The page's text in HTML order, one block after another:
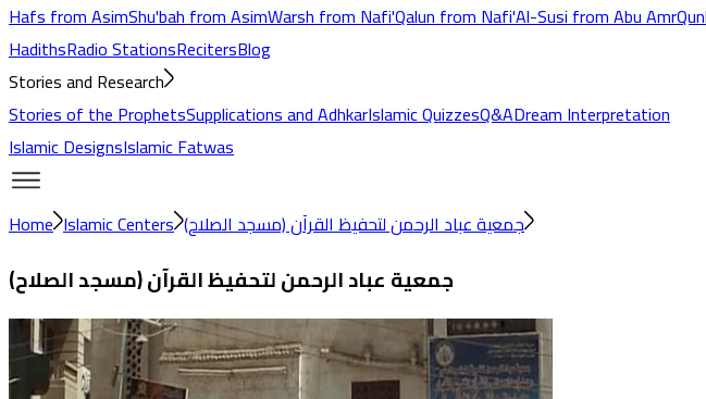
Hafs from AsimShu'bah from AsimWarsh from Nafi'Qalun from Nafi'Al-Susi from Abu Amr
HadithsRadio StationsRecitersBlog
Stories and Research
Stories of the ProphetsSupplications and AdhkarIslamic QuizzesQ&ADream Interpretation
Islamic DesignsIslamic Fatwas
Home Islamic Centers جمعية عباد الرحمن لتحفيظ القرآن (مسجد الصلاح)
جمعية عباد الرحمن لتحفيظ القرآن (مسجد الصلاح)